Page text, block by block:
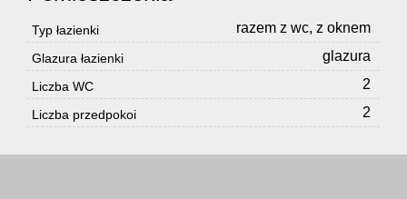
Typ łazienki razem z wc, z oknem
Glazura łazienki glazura
Liczba WC 2
Liczba przedpokoi 2